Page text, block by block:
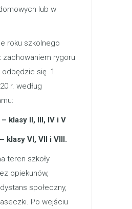
lub w
roku szkolnego
zachowaniem rygoru
odbędzie się 1
r. według
klasy II, III, IV i V
klasy VI, VII i VIII.
teren szkoły
opiekunów,
społeczny,
Po wejściu